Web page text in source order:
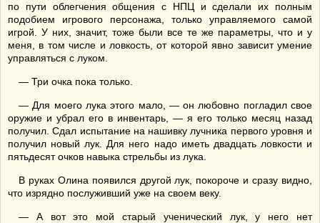
по пути облегчения общения с НПЦ и сделали их полным
подобием игрового персонажа, только управляемого самой
игрой. У них, значит, тоже были все те же параметры, что и у
меня, в том числе и ловкость, от которой явно зависит умение
управляться с луком.
— Три очка пока только.
— Для моего лука этого мало, — он любовно погладил свое
оружие и убрал его в инвентарь, — я его только месяц назад
получил. Сдал испытание на нашивку лучника первого уровня и
получил новый лук. Для него надо иметь двадцать ловкости и
пятьдесят очков навыка стрельбы из лука.
В руках Олина появился другой лук, покороче и сразу видно,
что изрядно послуживший уже на своем веку.
— А вот это мой старый ученический лук, у него нет